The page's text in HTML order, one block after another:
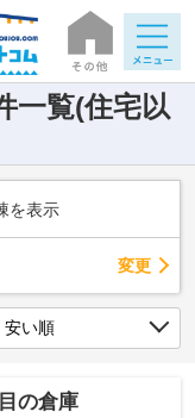
一覧(住宅以
を表示
変更
の倉庫